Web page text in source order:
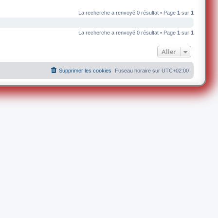
La recherche a renvoyé 0 résultat • Page 1 sur 1
La recherche a renvoyé 0 résultat • Page 1 sur 1
Aller
Fuseau horaire sur UTC+02:00
Supprimer les cookies